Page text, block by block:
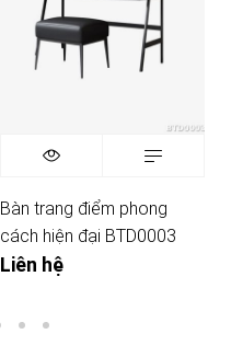
Bàn trang điểm phong
cách hiện đại BTD0003
Liên hệ